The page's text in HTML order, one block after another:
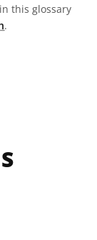
this glossary
.